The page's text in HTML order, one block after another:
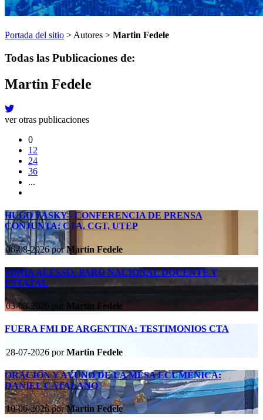
Portada del sitio > Autores > Martin Fedele
Todas las Publicaciones de:
Martin Fedele
ver otras publicaciones
0
12
24
36
...
HUGO YASKY - CONFERENCIA DE PRENSA
CONJUNTA: CTA, CGT, UTEP
06-08-2026porMartin Fedele
SONIA ALESSO: PARO NACIONAL DOCENTE Y
ESTATAL
03-08-2026 por Martin Fedele
FUERA FMI DE ARGENTINA: TESTIMONIOS CTA
28-07-2026porMartin Fedele
ORACIÓN Y AYUNO DE LA MESA ECUMÉNICA:
DANIEL CATALANO
10-06-2026porMartin Fedele